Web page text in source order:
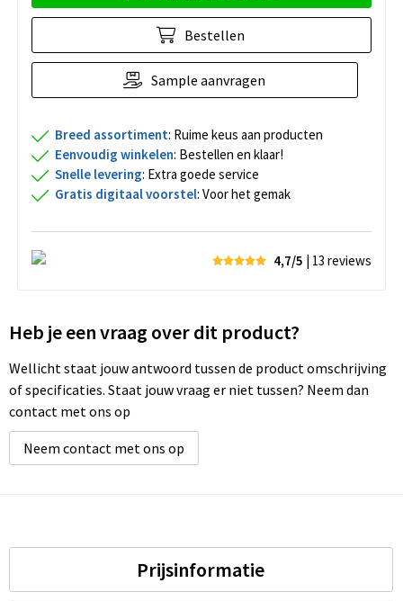
Bestellen
Sample aanvragen
Breed assortiment: Ruime keus aan producten
Eenvoudig winkelen: Bestellen en klaar!
Snelle levering: Extra goede service
Gratis digitaal voorstel: Voor het gemak
4,7/5 | 13 reviews
Heb je een vraag over dit product?
Wellicht staat jouw antwoord tussen de product omschrijving
of specificaties. Staat jouw vraag er niet tussen? Neem dan
contact met ons op
Neem contact met ons op
Prijsinformatie